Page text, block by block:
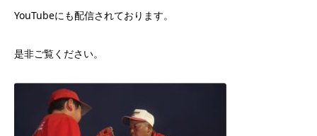
YouTubeにも配信されております。
是非ご覧ください。